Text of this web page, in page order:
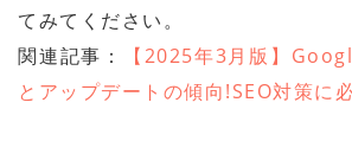
てみてください。
関連記事：
【2025年3月版】
とアップデートの傾向!SEO対策に